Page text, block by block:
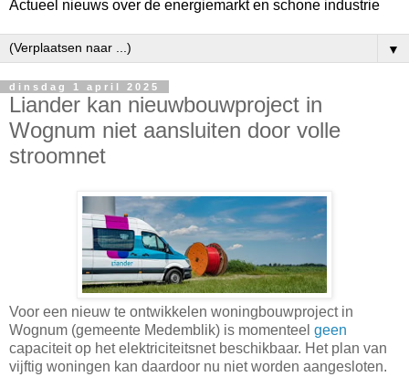
Actueel nieuws over de energiemarkt en schone industrie
▼
dinsdag 1 april 2025
Liander kan nieuwbouwproject in
Wognum niet aansluiten door volle
stroomnet
Voor een nieuw te ontwikkelen woningbouwproject in
Wognum (gemeente Medemblik) is momenteel geen
capaciteit op het elektriciteitsnet beschikbaar. Het plan van
vijftig woningen kan daardoor nu niet worden aangesloten.